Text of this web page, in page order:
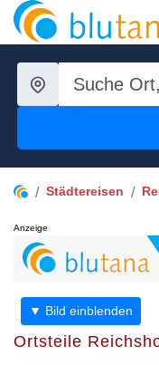
Städtereisen
Anzeige
▼ Bild einblenden
Ortsteile